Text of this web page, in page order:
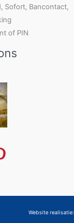
Sofort, Bancontact,
of PIN
Website realisatie: